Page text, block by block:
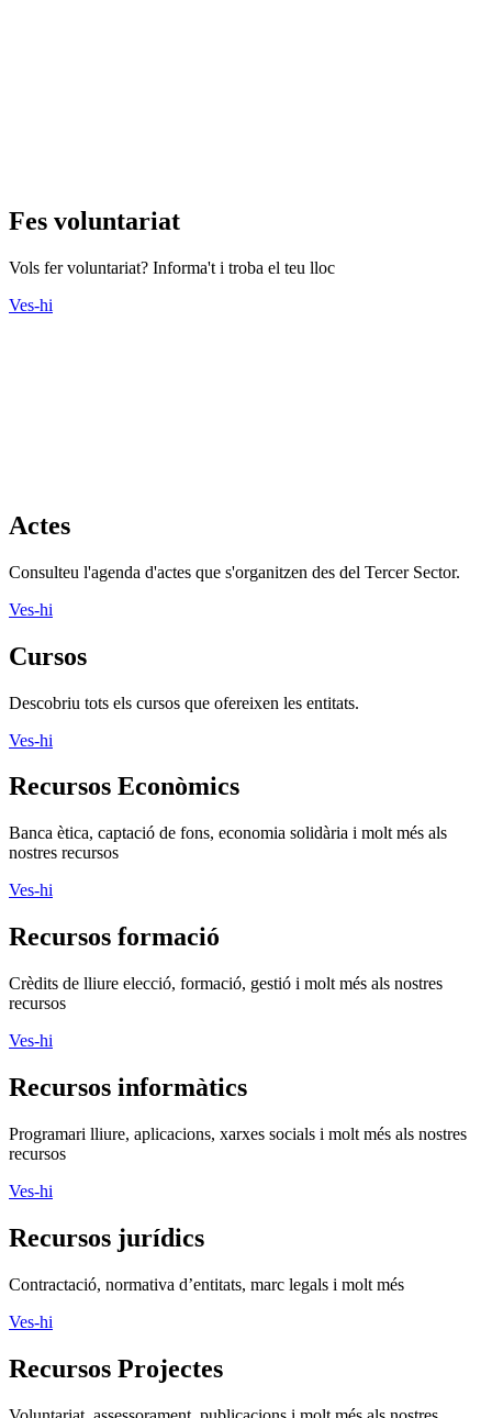
Fes voluntariat
Vols fer voluntariat? Informa't i troba el teu lloc
Ves-hi
Actes
Consulteu l'agenda d'actes que s'organitzen des del Tercer Sector.
Ves-hi
Cursos
Descobriu tots els cursos que ofereixen les entitats.
Ves-hi
Recursos Econòmics
Banca ètica, captació de fons, economia solidària i molt més als
nostres recursos
Ves-hi
Recursos formació
Crèdits de lliure elecció, formació, gestió i molt més als nostres
recursos
Ves-hi
Recursos informàtics
Programari lliure, aplicacions, xarxes socials i molt més als nostres
recursos
Ves-hi
Recursos jurídics
Contractació, normativa d’entitats, marc legals i molt més
Ves-hi
Recursos Projectes